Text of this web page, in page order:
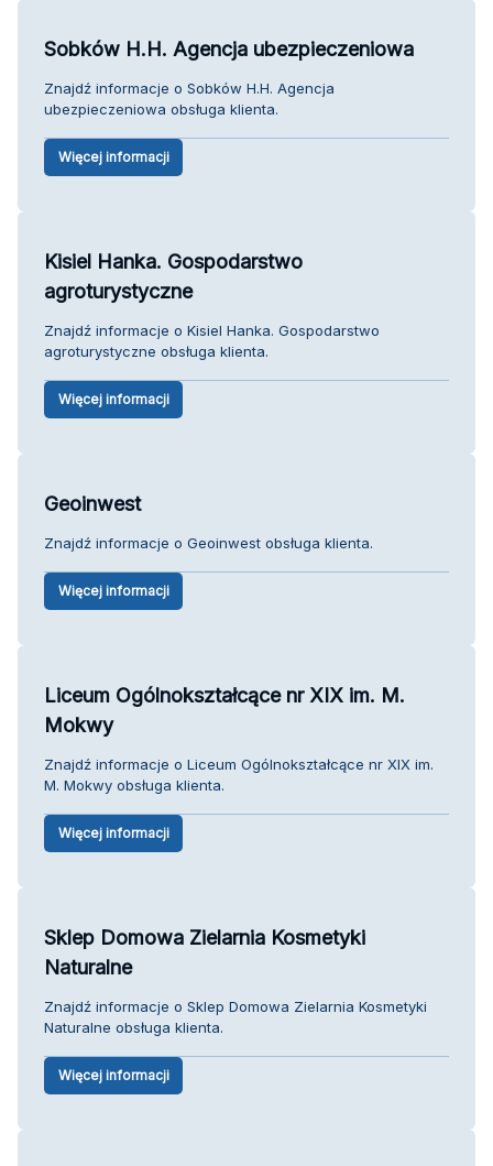
Sobków H.H. Agencja ubezpieczeniowa
Znajdź informacje o Sobków H.H. Agencja
ubezpieczeniowa obsługa klienta.
Więcej informacji
Kisiel Hanka. Gospodarstwo
agroturystyczne
Znajdź informacje o Kisiel Hanka. Gospodarstwo
agroturystyczne obsługa klienta.
Więcej informacji
Geoinwest
Znajdź informacje o Geoinwest obsługa klienta.
Więcej informacji
Liceum Ogólnokształcące nr XIX im. M.
Mokwy
Znajdź informacje o Liceum Ogólnokształcące nr XIX im.
M. Mokwy obsługa klienta.
Więcej informacji
Sklep Domowa Zielarnia Kosmetyki
Naturalne
Znajdź informacje o Sklep Domowa Zielarnia Kosmetyki
Naturalne obsługa klienta.
Więcej informacji